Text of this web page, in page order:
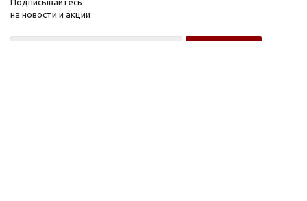
Подписывайтесь
на новости и акции